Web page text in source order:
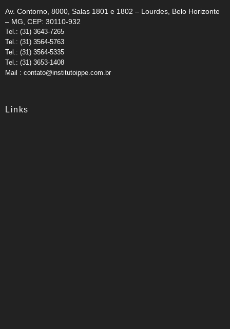
Av. Contorno, 8000, Salas 1801 e 1802 – Lourdes, Belo Horizonte
– MG, CEP: 30110-932
Tel.: (31) 3643-7265
Tel.: (31) 3564-5763
Tel.: (31) 3564-5335
Tel.: (31) 3653-1408
Mail : contato@institutoippe.com.br
Links